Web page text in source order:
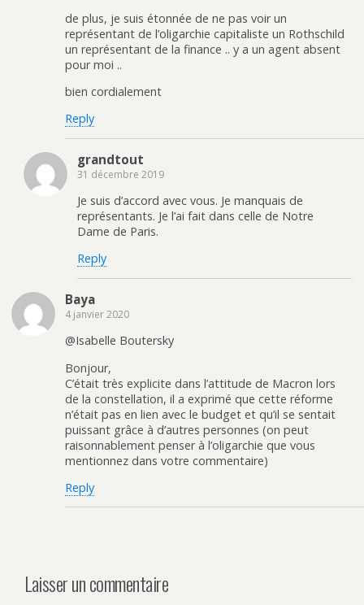
de plus, je suis étonnée de ne pas voir un
représentant de l’oligarchie capitaliste un Rothschild
un représentant de la finance .. y a un agent absent
pour moi ..
bien cordialement
Reply
grandtout
31 décembre 2019
Je suis d’accord avec vous. Je manquais de
représentants. Je l’ai fait dans celle de Notre
Dame de Paris.
Reply
Baya
4 janvier 2020
@Isabelle Boutersky
Bonjour,
C’était très explicite dans l’attitude de Macron lors
de la constellation, il a exprimé que cette réforme
n’était pas en lien avec le budget et qu’il se sentait
puissant grâce à d’autres personnes (on peut
raisonnablement penser à l’oligarchie que vous
mentionnez dans votre commentaire)
Reply
Laisser un commentaire